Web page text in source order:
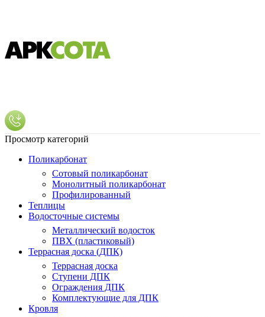
Просмотр категорий
Поликарбонат
Сотовый поликарбонат
Монолитный поликарбонат
Профилированный
Теплицы
Водосточные системы
Металлический водосток
ПВХ (пластиковый)
Террасная доска (ДПК)
Террасная доска
Ступени ДПК
Ограждения ДПК
Комплектующие для ДПК
Кровля